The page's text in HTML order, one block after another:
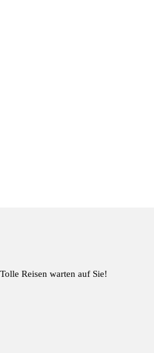
Tolle Reisen warten auf Sie!